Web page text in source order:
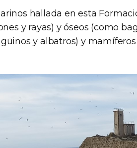
hallada en esta
y rayas) y óseos (como
y albatros) y